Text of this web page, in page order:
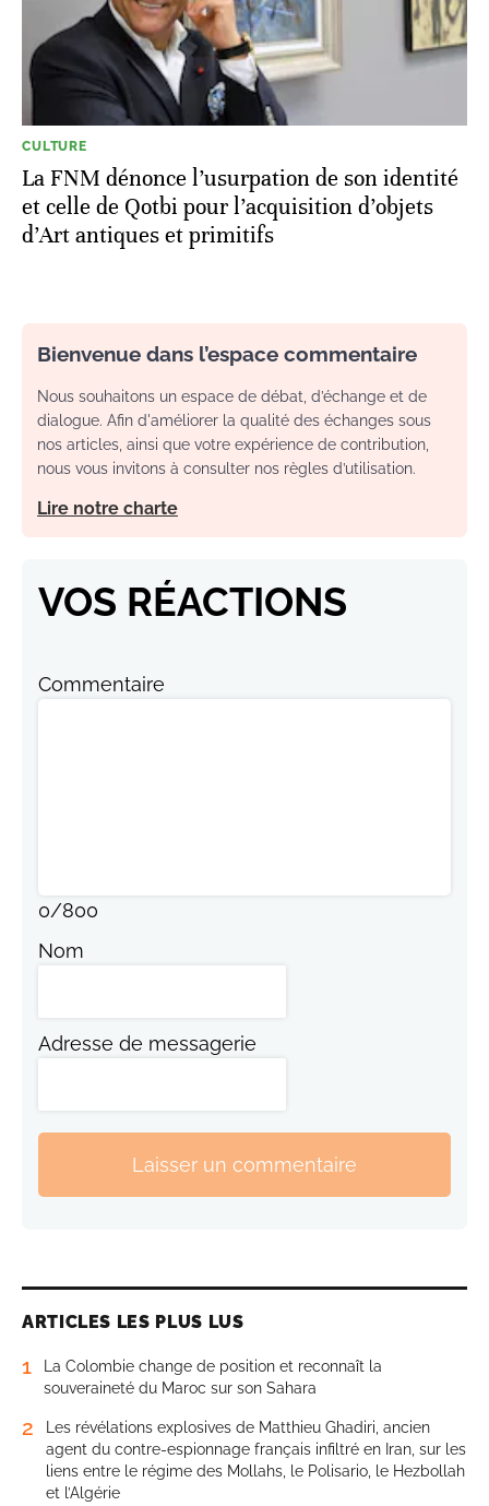
CULTURE
La FNM dénonce l’usurpation de son identité
et celle de Qotbi pour l’acquisition d’objets
d’Art antiques et primitifs
Bienvenue dans l’espace commentaire
Nous souhaitons un espace de débat, d’échange et de
dialogue. Afin d'améliorer la qualité des échanges sous
nos articles, ainsi que votre expérience de contribution,
nous vous invitons à consulter nos règles d’utilisation.
Lire notre charte
VOS RÉACTIONS
Commentaire
0/800
Nom
Adresse de messagerie
Laisser un commentaire
ARTICLES LES PLUS LUS
1
La Colombie change de position et reconnaît la
souveraineté du Maroc sur son Sahara
2
Les révélations explosives de Matthieu Ghadiri, ancien
agent du contre-espionnage français infiltré en Iran, sur les
liens entre le régime des Mollahs, le Polisario, le Hezbollah
et l’Algérie